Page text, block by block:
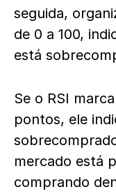
seguida,
de 0 a 100,
está
Se o RSI
pontos, ele
mercado está
comprando